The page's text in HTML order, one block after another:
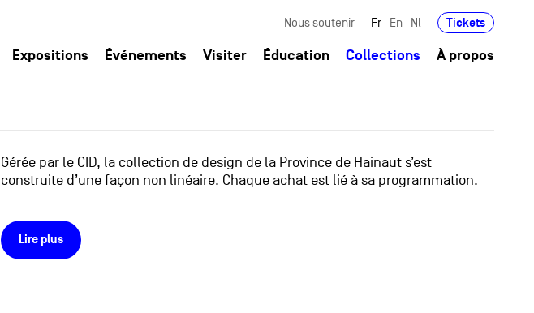
Nous soutenir Fr En Nl Tickets
Expositions Événements Visiter Éducation Collections À propos
Gérée par le CID, la collection de design de la Province de Hainaut s’est
construite d’une façon non linéaire. Chaque achat est lié à sa programmation.
Lire plus